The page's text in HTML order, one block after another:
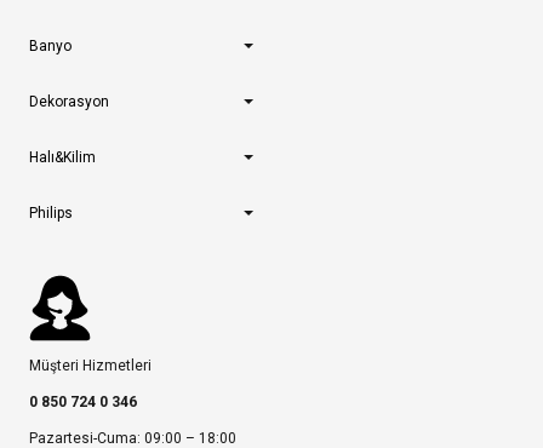
Banyo
Dekorasyon
Halı&Kilim
Philips
Müşteri Hizmetleri
0 850 724 0 346
Pazartesi-Cuma: 09:00 – 18:00